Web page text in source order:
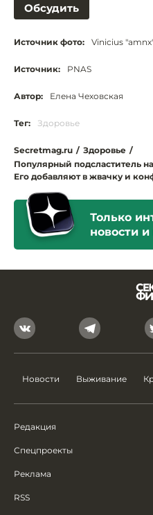
Обсудить
Источник фото: Vinicius
Источник: PNAS
Автор: Елена Чеховская
Тег: Здоровье
Secretmag.ru / Здоровье /
Популярный подсластитель
Его добавляют в жвачку и
Только
новости
Новости Выживание
Редакция
Спецпроекты
Реклама
RSS